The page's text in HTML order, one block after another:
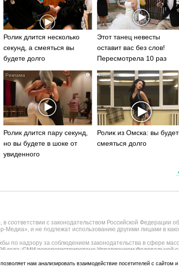
Ролик длится несколько
секунд, а смеяться вы
будете долго
Этот танец невесты
оставит вас без слов!
Пересмотрела 10 раз
i
Ролик длится пару секунд,
но вы будете в шоке от
увиденного
Ролик из Омска: вы
смеяться долго
с законодательством Российской Федерации
и не подлежат использованию другими лицами в
по надзору за соблюдением законодательства в сфере
года. СМИ перерегистрировано Управлением Федеральной
Федеральной службы по надзору в сфере связи,
тематики - регистрационный номер ИА № ФС77-
нам анализировать взаимодействие посетителей с